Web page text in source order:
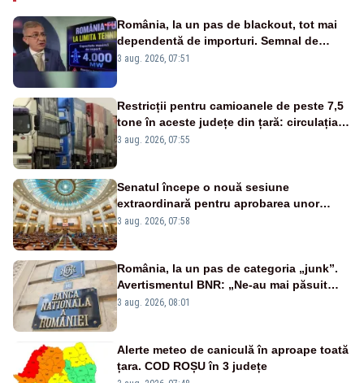
România, la un pas de blackout, tot mai
dependentă de importuri. Semnal de
alarmă tras de un expert în energie
3 aug. 2026, 07:51
Restricții pentru camioanele de peste 7,5
tone în aceste județe din țară: circulația
este interzisă luni, între orele 12:00 și
3 aug. 2026, 07:55
Senatul începe o nouă sesiune
extraordinară pentru aprobarea unor
jaloane din PNRR
3 aug. 2026, 07:58
România, la un pas de categoria „junk”.
Avertismentul BNR: „Ne-au mai păsuit
pentru câteva luni”
3 aug. 2026, 08:01
Alerte meteo de caniculă în aproape toată
țara. COD ROȘU în 3 județe